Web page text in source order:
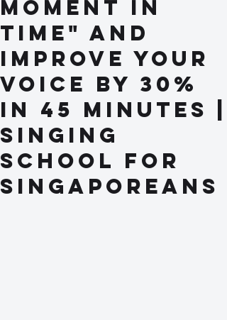
Moment In
Time" and
improve your
voice by 30%
in 45 minutes |
Singing
school for
Singaporeans